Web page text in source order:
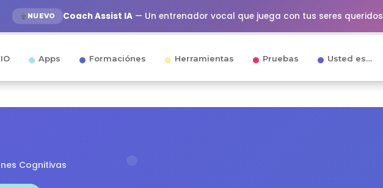
NUEVO Coach Assist IA— Un entrenador vocal que juega con tus seres queridos
Apps Formaciónes Herramientas Pruebas Usted es…
Cognitivas